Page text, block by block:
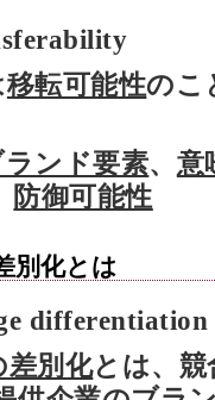
移転可能性のこ
ランド要素、 意
防御可能性
別化とは
differentiation
差別化とは、競